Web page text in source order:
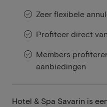
Zeer flexibele
Profiteer direct
Members
aanbiedingen
Hotel & Spa Savarin is